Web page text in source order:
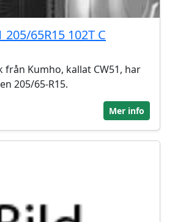
65R15 102T C
från Kumho, kallat CW51, har
205/65-R15.
Mer info